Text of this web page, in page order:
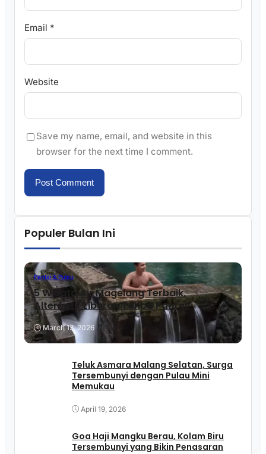
Email *
Website
Save my name, email, and website in this
browser for the next time I comment.
Populer Bulan Ini
Pantai & Pulau
5 Wisata Air Magelang Terbaik,
Alternatif Liburan Tanpa Pantai!
March 13, 2026
Teluk Asmara Malang Selatan, Surga
Tersembunyi dengan Pulau Mini
Memukau
April 19, 2026
Goa Haji Mangku Berau, Kolam Biru
Tersembunyi yang Bikin Penasaran